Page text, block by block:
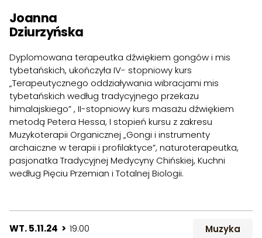
Joanna
Dziurzyńska
Dyplomowana terapeutka dźwiękiem gongów i mis
tybetańskich, ukończyła IV- stopniowy kurs
„Terapeutycznego oddziaływania wibracjami mis
tybetańskich według tradycyjnego przekazu
himalajskiego” , II-stopniowy kurs masażu dźwiękiem
metodą Petera Hessa, I stopień kursu z zakresu
Muzykoterapii Organicznej „Gongi i instrumenty
archaiczne w terapii i profilaktyce”, naturoterapeutka,
pasjonatka Tradycyjnej Medycyny Chińskiej, Kuchni
według Pięciu Przemian i Totalnej Biologii.
WT. 5.11.24 > 19:00 Muzyka